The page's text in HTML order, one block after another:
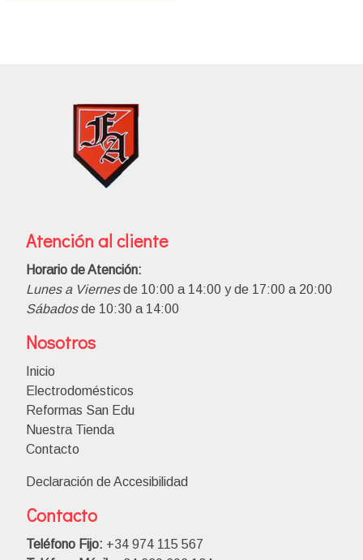
Atención al cliente
Horario de Atención:
Lunes a Viernesde 10:00 a 14:00 y de 17:00 a 20:00
Sábadosde 10:30 a 14:00
Nosotros
Inicio
Electrodomésticos
Reformas San Edu
Nuestra Tienda
Contacto
Declaración de Accesibilidad
Contacto
Teléfono Fijo: +34 974 115 567